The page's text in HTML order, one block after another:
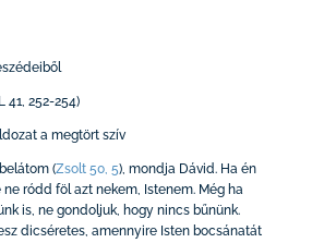
41, 252-254)
a megtört szív
(Zsolt 50, 5), mondja Dávid. Ha én
ne ródd föl azt nekem, Istenem. Még ha
is, ne gondoljuk, hogy nincs bűnünk.
dicséretes, amennyire Isten bocsánatát